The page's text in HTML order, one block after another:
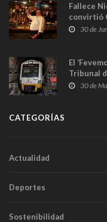
Fallece
convirtió
en Madrid
30 de
El
Tribunal
30 de
CATEGORÍAS
Actualidad
Deportes
Sostenibilidad